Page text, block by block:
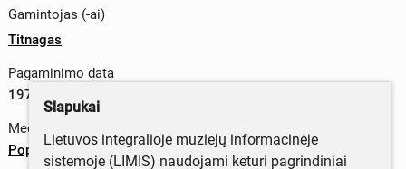
Gamintojas (-ai)
Titnagas
Pagaminimo data
1972 m.
Medžiagos
Popierius
Slapukai
Lietuvos integralioje muziejų informacinėje
sistemoje (LIMIS) naudojami keturi pagrindiniai